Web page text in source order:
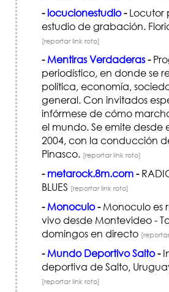
- locucionestudio-Locutor
estudio de grabación.
[reportar link roto]
- Mentiras Verdaderas-
periodístico, en donde se
política, economía,
general. Con invitados
infórmese de cómo
el mundo. Se emite desde
2004, con la conducción
Pinasco. [reportar link roto]
- metarock.8m.com-
BLUES [reportar link roto]
- Monoculo-Monoculo es
vivo desde Montevideo -
domingos en directo
- Mundo Deportivo Salto-
deportiva de Salto,
[reportar link roto]